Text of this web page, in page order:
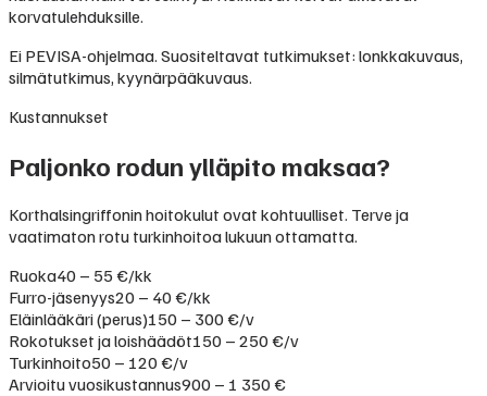
korvatulehduksille.
Ei PEVISA-ohjelmaa. Suositeltavat tutkimukset: lonkkakuvaus,
silmätutkimus, kyynärpääkuvaus.
Kustannukset
Paljonko rodun ylläpito maksaa?
Korthalsingriffonin hoitokulut ovat kohtuulliset. Terve ja
vaatimaton rotu turkinhoitoa lukuun ottamatta.
Ruoka40 – 55 €/kk
Furro-jäsenyys20 – 40 €/kk
Eläinlääkäri (perus)150 – 300 €/v
Rokotukset ja loishäädöt150 – 250 €/v
Turkinhoito50 – 120 €/v
Arvioitu vuosikustannus900 – 1 350 €